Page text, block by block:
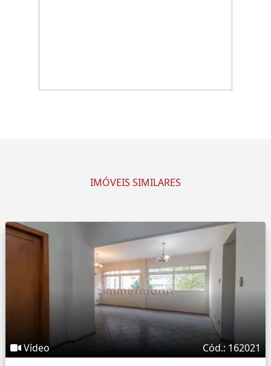
IMÓVEIS SIMILARES
Vídeo Cód.: 162021